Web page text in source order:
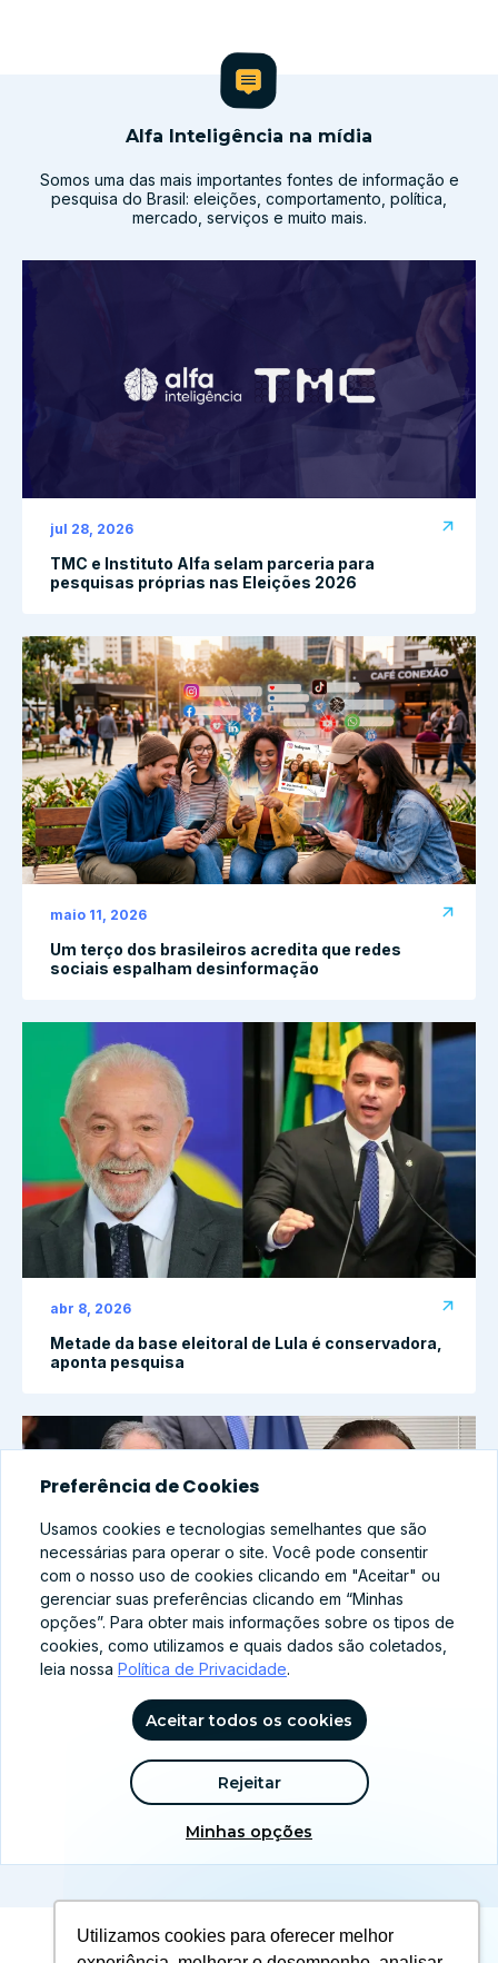
Utilizamos cookies para oferecer melhor
Alfa Inteligência na mídia
Somos uma das mais importantes fontes de informação e
pesquisa do Brasil: eleições, comportamento, política,
mercado, serviços e muito mais.
jul 28, 2026
TMC e Instituto Alfa selam parceria para
pesquisas próprias nas Eleições 2026
maio 11, 2026
Um terço dos brasileiros acredita que redes
sociais espalham desinformação
abr 8, 2026
Metade da base eleitoral de Lula é conservadora,
aponta pesquisa
Família Brasileira no Centro: Como PT e PL
Ver mais notícias
Preferência de Cookies
Usamos cookies e tecnologias semelhantes que são
necessárias para operar o site. Você pode consentir
com o nosso uso de cookies clicando em "Aceitar" ou
gerenciar suas preferências clicando em “Minhas
opções”. Para obter mais informações sobre os tipos de
cookies, como utilizamos e quais dados são coletados,
leia nossa Política de Privacidade.
Aceitar todos os cookies
Rejeitar
Minhas opções